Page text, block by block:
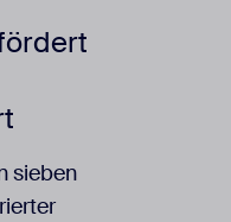
sieben